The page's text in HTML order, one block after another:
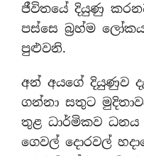
ජීවිතයේ දියුණු
පස්සෙ බ‍්‍රහ්ම
පුළුවනි.
අන් අයගේ දියුණුව
ගන්නා සතුට
තුළ ධාර්මිකව ධනය
ගෙවල් දොරවල්